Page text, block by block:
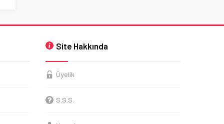
Site Hakkında
Üyelik
S.S.S.